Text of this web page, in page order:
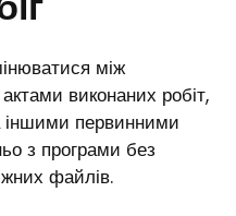
між
виконаних робіт,
первинними
з програми без
файлів.